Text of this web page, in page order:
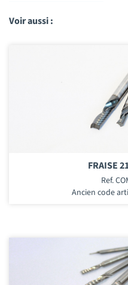
Voir aussi :
FRAISE
Ref.
Ancien code